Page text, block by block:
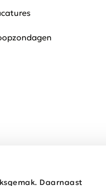
Daarnaast